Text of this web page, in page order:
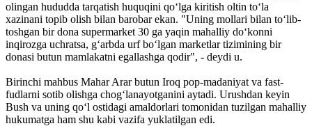
olingan hududda tarqatish huquqini qo‘lga kiritish oltin to‘la
xazinani topib olish bilan barobar ekan. "Uning mollari bilan to‘lib-
toshgan bir dona supermarket 30 ga yaqin mahalliy do‘konni
inqirozga uchratsa, g‘arbda urf bo‘lgan marketlar tizimining bir
donasi butun mamlakatni egallashga qodir", - deydi u.
Birinchi mahbus Mahar Arar butun Iroq pop-madaniyat va fast-
fudlarni sotib olishga chog‘lanayotganini aytadi. Urushdan keyin
Bush va uning qo‘l ostidagi amaldorlari tomonidan tuzilgan mahalliy
hukumatga ham shu kabi vazifa yuklatilgan edi.